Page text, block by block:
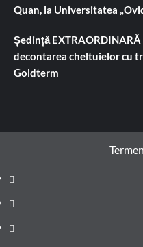
Quan, la Universitatea
Ședință
decontarea cheltuielor cu
Goldterm
Prima
pagină
Știri
de
Administrație